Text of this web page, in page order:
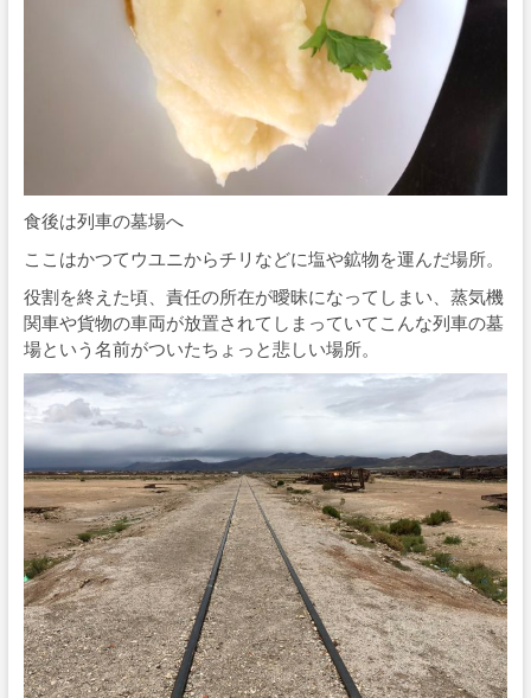
食後は列車の墓場へ
ここはかつてウユニからチリなどに塩や鉱物を運んだ場所。
役割を終えた頃、責任の所在が曖昧になってしまい、蒸気機
関車や貨物の車両が放置されてしまっていてこんな列車の墓
場という名前がついたちょっと悲しい場所。